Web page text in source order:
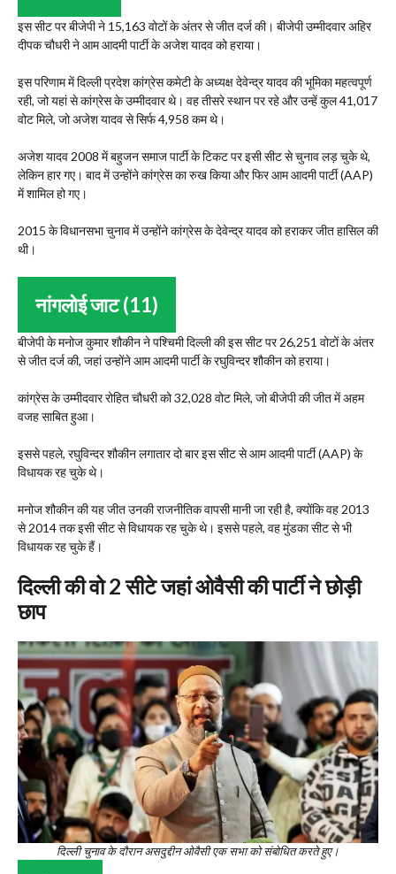
इस सीट पर बीजेपी ने 15,163 वोटों के अंतर से जीत दर्ज की। बीजेपी उम्मीदवार अहिर
दीपक चौधरी ने आम आदमी पार्टी के अजेश यादव को हराया।
इस परिणाम में दिल्ली प्रदेश कांग्रेस कमेटी के अध्यक्ष देवेन्द्र यादव की भूमिका महत्वपूर्ण
रही, जो यहां से कांग्रेस के उम्मीदवार थे। वह तीसरे स्थान पर रहे और उन्हें कुल 41,017
वोट मिले, जो अजेश यादव से सिर्फ 4,958 कम थे।
अजेश यादव 2008 में बहुजन समाज पार्टी के टिकट पर इसी सीट से चुनाव लड़ चुके थे,
लेकिन हार गए। बाद में उन्होंने कांग्रेस का रुख किया और फिर आम आदमी पार्टी (AAP)
में शामिल हो गए।
2015 के विधानसभा चुनाव में उन्होंने कांग्रेस के देवेन्द्र यादव को हराकर जीत हासिल की
थी।
नांगलोई जाट (11)
बीजेपी के मनोज कुमार शौकीन ने पश्चिमी दिल्ली की इस सीट पर 26,251 वोटों के अंतर
से जीत दर्ज की, जहां उन्होंने आम आदमी पार्टी के रघुविन्दर शौकीन को हराया।
कांग्रेस के उम्मीदवार रोहित चौधरी को 32,028 वोट मिले, जो बीजेपी की जीत में अहम
वजह साबित हुआ।
इससे पहले, रघुविन्दर शौकीन लगातार दो बार इस सीट से आम आदमी पार्टी (AAP) के
विधायक रह चुके थे।
मनोज शौकीन की यह जीत उनकी राजनीतिक वापसी मानी जा रही है, क्योंकि वह 2013
से 2014 तक इसी सीट से विधायक रह चुके थे। इससे पहले, वह मुंडका सीट से भी
विधायक रह चुके हैं।
दिल्ली की वो 2 सीटे जहां ओवैसी की पार्टी ने छोड़ी
छाप
दिल्ली चुनाव के दौरान असदुद्दीन ओवैसी एक सभा को संबोधित करते हुए।